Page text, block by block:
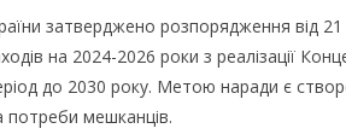
затверджено розпорядження від
на 2024-2026 роки з реалізації
до 2030 року. Метою наради є
мешканців.